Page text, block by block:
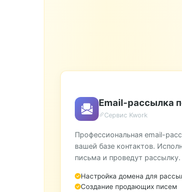
Email-рассылка
Сервис Kwork
Профессиональная email-
вашей базе контактов.
письма и проведут рассылку.
Настройка домена для
Создание продающих писем